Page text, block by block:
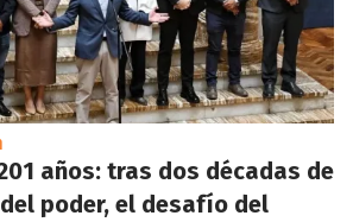
años: tras dos décadas de
poder, el desafío del